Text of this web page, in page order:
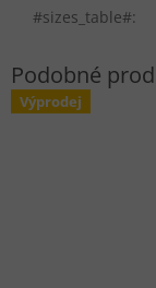
#sizes_table#:
Výprodej